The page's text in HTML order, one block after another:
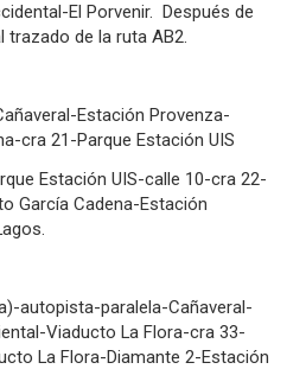
El Porvenir. Después de
trazado de la ruta AB2.
Estación Provenza-
cra 21-Parque Estación UIS
Estación UIS-calle 10-cra 22-
García Cadena-Estación
autopista-paralela-Cañaveral-
Viaducto La Flora-cra 33-
La Flora-Diamante 2-Estación